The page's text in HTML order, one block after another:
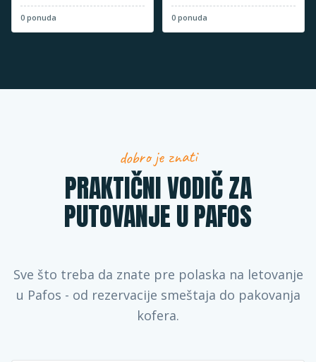
0 ponuda 0 ponuda
dobro je znati
PRAKTIČNI VODIČ ZA
PUTOVANJE U PAFOS
Sve što treba da znate pre polaska na letovanje
u Pafos - od rezervacije smeštaja do pakovanja
kofera.